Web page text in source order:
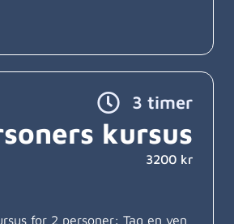
3 timer
kursus
3200 kr
for 2 personer: Tag en ven